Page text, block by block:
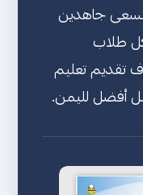
جاهدين
طلاب
تقديم تعليم
أفضل لليمن.